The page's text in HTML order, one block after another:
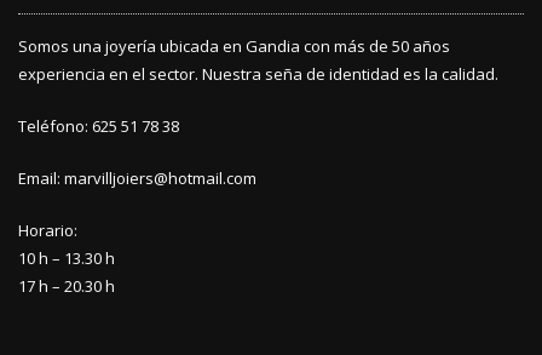
Somos una joyería ubicada en Gandia con más de 50 años
experiencia en el sector. Nuestra seña de identidad es la calidad.
Teléfono: 625 51 78 38
Email: marvilljoiers@hotmail.com
Horario:
10 h – 13.30 h
17 h – 20.30 h